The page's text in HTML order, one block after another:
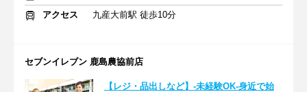
アクセス
九産大前駅 徒歩10分
セブンイレブン 鹿島農協前店
【レジ・品出しなど】-未経験OK-身近で始